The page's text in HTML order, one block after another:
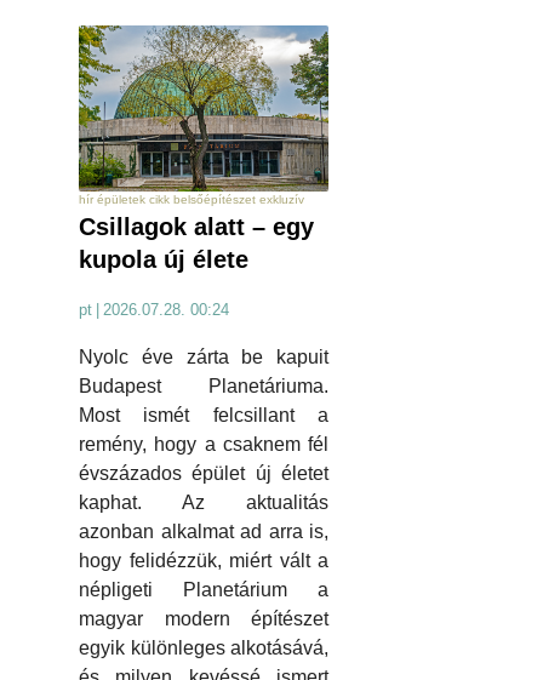
hír épületek cikk belsőépítészet exkluzív
Csillagok alatt – egy
kupola új élete
pt 2026.07.28. 00:24
Nyolc éve zárta be kapuit
Budapest Planetáriuma.
Most ismét felcsillant a
remény, hogy a csaknem fél
évszázados épület új életet
kaphat. Az aktualitás
azonban alkalmat ad arra is,
hogy felidézzük, miért vált a
népligeti Planetárium a
magyar modern építészet
egyik különleges alkotásává,